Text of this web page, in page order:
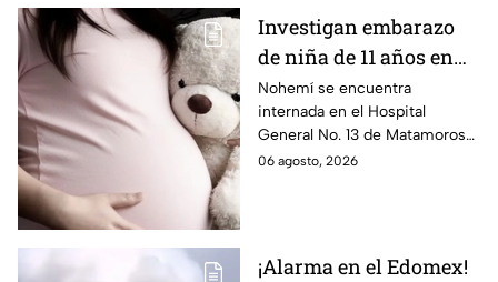
Investigan embarazo
de niña de 11 años en
Matamoros,
Tamaulipas; ¿qué pasó
con Nohemí?
Nohemí se encuentra
internada en el Hospital
General No. 13 de Matamoros
tras complicaciones por un
06 agosto, 2026
¡Alarma en el Edomex!